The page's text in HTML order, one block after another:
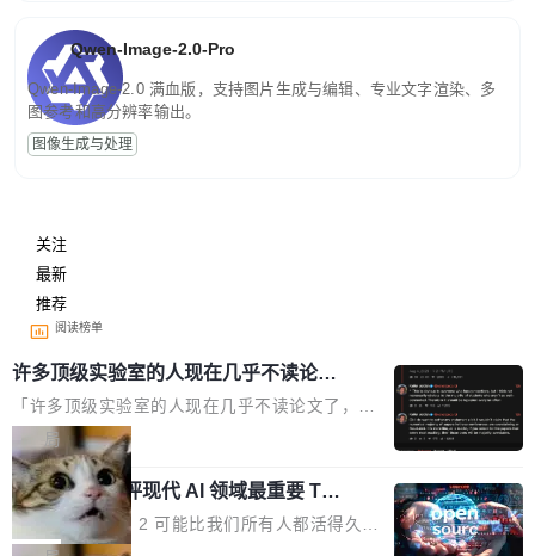
Qwen-Image-2.0-Pro
Qwen-Image-2.0 满血版，支持图片生成与编辑、专业文字渲染、多
图参考和高分辨率输出。
图像生成与处理
关注
最新
推荐
阅读榜单
许多顶级实验室的人现在几乎不读论文
了
「许多顶级实验室的人现在几乎不读论文了，而
且他们认为 ICLR/ICML/NeurIPS 充斥着大量过
度宣传和欺诈。」 OpenAI 研究员 Keller Jorda
n 这条推文引发了广泛讨论。他不是在说风凉
话，他是说出了一个圈内人尽皆知但很少公开捅
破的事实。 Jordan 随后补充了一句软化声明：
局
xAI 前工程师评现代 AI 领域最重要 Top
3 开源项目
Flash Attention 2 可能比我们所有人都活得久。